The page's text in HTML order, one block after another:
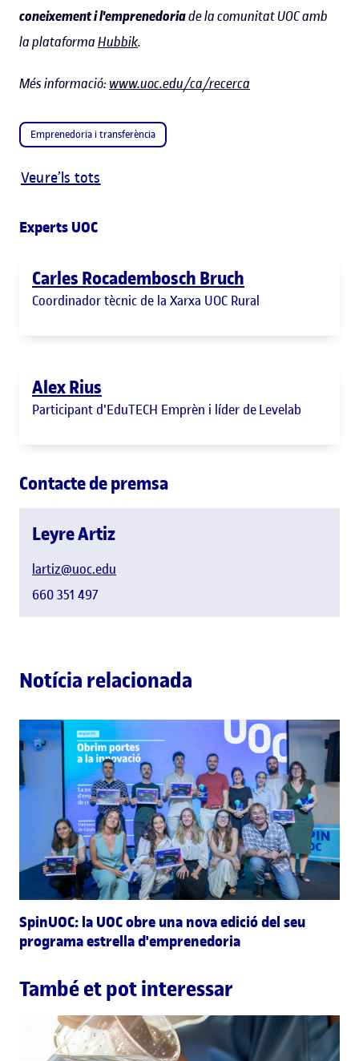
coneixement i l'emprenedoriade la comunitat UOC amb
la plataformaHubbik.
Més informació:www.uoc.edu/ca/recerca
Emprenedoria i transferència
Veure’ls tots
Experts UOC
Carles Rocadembosch Bruch
Coordinador tècnic de la Xarxa UOC Rural
Alex Rius
Participant d'EduTECH Emprèn i líder de Levelab
Contacte de premsa
Leyre Artiz
lartiz@uoc.edu
660 351 497
Notícia relacionada
SpinUOC: la UOC obre una nova edició del seu
programa estrella d'emprenedoria
També et pot interessar